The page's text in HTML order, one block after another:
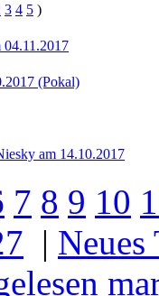
3 4 5 )
04.11.2017
(Pokal)
am 14.10.2017
7 8 9 10
| Neues